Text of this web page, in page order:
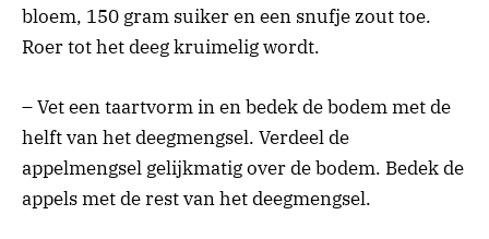
bloem, 150 gram suiker en een snufje zout toe.
Roer tot het deeg kruimelig wordt.
– Vet een taartvorm in en bedek de bodem met de
helft van het deegmengsel. Verdeel de
appelmengsel gelijkmatig over de bodem. Bedek de
appels met de rest van het deegmengsel.